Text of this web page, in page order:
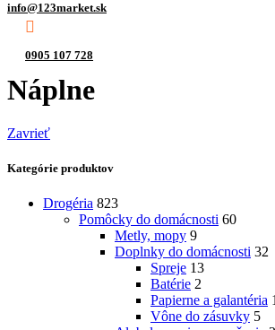
info@123market.sk
0905 107 728
Náplne
Zavrieť
Kategórie produktov
Drogéria 823
Pomôcky do domácnosti 60
Metly, mopy 9
Doplnky do domácnosti 32
Spreje 13
Batérie 2
Papierne a galantéria 1
Vône do zásuvky 5